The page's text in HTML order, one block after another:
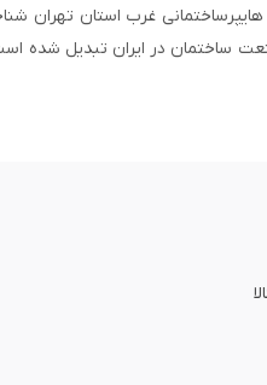
و قدیمی‌ترین هایپرساختمانی‌ غرب
ساختمان در ایران تبدیل شده